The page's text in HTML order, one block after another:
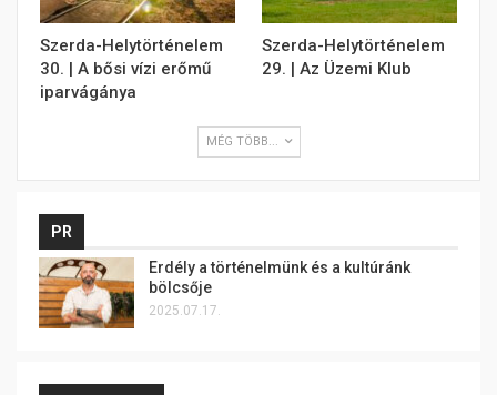
Szerda-Helytörténelem
30. | A bősi vízi erőmű
iparvágánya
Szerda-Helytörténelem
29. | Az Üzemi Klub
MÉG TÖBB...
PR
Erdély a történelmünk és a kultúránk
bölcsője
2025.07.17.